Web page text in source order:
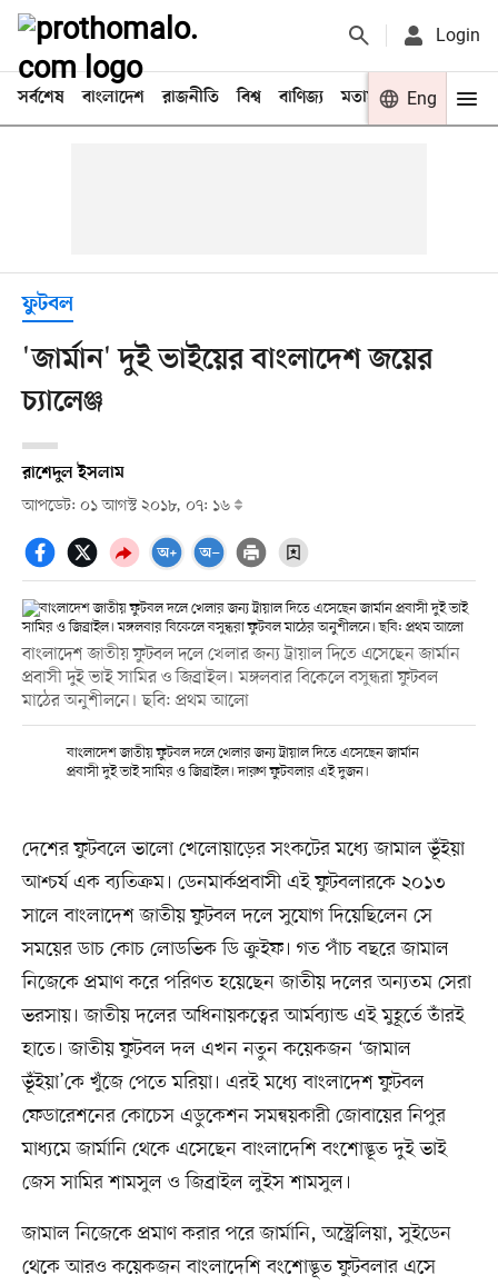
Login
সর্বশেষ বাংলাদেশ রাজনীতি বিশ্ব বাণিজ্য মতামত খেলা
Eng
ফুটবল
'জার্মান' দুই ভাইয়ের বাংলাদেশ জয়ের
চ্যালেঞ্জ
রাশেদুল ইসলাম
আপডেট: ০১ আগস্ট ২০১৮, ০৭: ১৬
বাংলাদেশ জাতীয় ফুটবল দলে খেলার জন্য ট্রায়াল দিতে এসেছেন জার্মান
প্রবাসী দুই ভাই সামির ও জিব্রাইল। মঙ্গলবার বিকেলে বসুন্ধরা ফুটবল
মাঠের অনুশীলনে। ছবি: প্রথম আলো
বাংলাদেশ জাতীয় ফুটবল দলে খেলার জন্য ট্রায়াল দিতে এসেছেন জার্মান
প্রবাসী দুই ভাই সামির ও জিব্রাইল। দারুণ ফুটবলার এই দুজন।
দেশের ফুটবলে ভালো খেলোয়াড়ের সংকটের মধ্যে জামাল ভূঁইয়া
আশ্চর্য এক ব্যতিক্রম। ডেনমার্কপ্রবাসী এই ফুটবলারকে ২০১৩
সালে বাংলাদেশ জাতীয় ফুটবল দলে সুযোগ দিয়েছিলেন সে
সময়ের ডাচ কোচ লোডভিক ডি ক্রুইফ। গত পাঁচ বছরে জামাল
নিজেকে প্রমাণ করে পরিণত হয়েছেন জাতীয় দলের অন্যতম সেরা
ভরসায়। জাতীয় দলের অধিনায়কত্বের আর্মব্যান্ড এই মুহূর্তে তাঁরই
হাতে। জাতীয় ফুটবল দল এখন নতুন কয়েকজন ‘জামাল
ভূঁইয়া’কে খুঁজে পেতে মরিয়া। এরই মধ্যে বাংলাদেশ ফুটবল
ফেডারেশনের কোচেস এডুকেশন সমন্বয়কারী জোবায়ের নিপুর
মাধ্যমে জার্মানি থেকে এসেছেন বাংলাদেশি বংশোদ্ভূত দুই ভাই
জেস সামির শামসুল ও জিব্রাইল লুইস শামসুল।
জামাল নিজেকে প্রমাণ করার পরে জার্মানি, অস্ট্রেলিয়া, সুইডেন
থেকে আরও কয়েকজন বাংলাদেশি বংশোদ্ভূত ফুটবলার এসে